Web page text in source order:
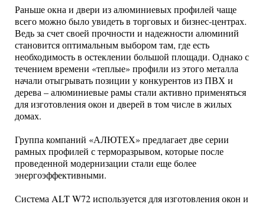
Раньше окна и двери из алюминиевых профилей чаще
всего можно было увидеть в торговых и бизнес-центрах.
Ведь за счет своей прочности и надежности алюминий
становится оптимальным выбором там, где есть
необходимость в остеклении большой площади. Однако с
течением времени «теплые» профили из этого металла
начали отыгрывать позиции у конкурентов из ПВХ и
дерева – алюминиевые рамы стали активно применяться
для изготовления окон и дверей в том числе в жилых
домах.
Группа компаний «АЛЮТЕХ» предлагает две серии
рамных профилей с терморазрывом, которые после
проведенной модернизации стали еще более
энергоэффективными.
Система ALT W72 используется для изготовления окон и